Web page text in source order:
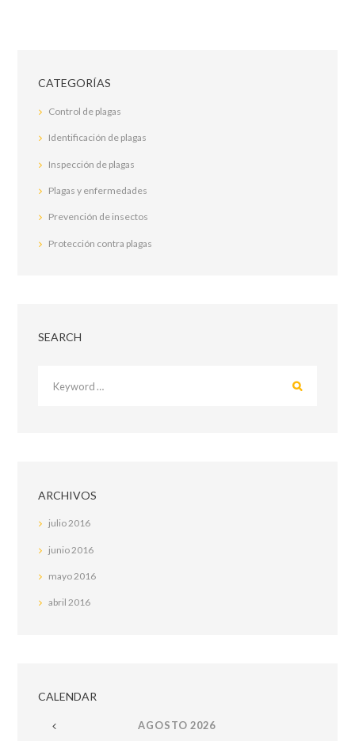
CATEGORÍAS
Control de plagas
Identificación de plagas
Inspección de plagas
Plagas y enfermedades
Prevención de insectos
Protección contra plagas
SEARCH
ARCHIVOS
julio2016
junio 2016
mayo2016
abril2016
CALENDAR
AGOSTO 2026